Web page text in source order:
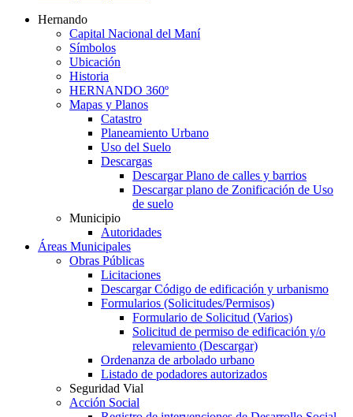
Hernando
Capital Nacional del Maní
Símbolos
Ubicación
Historia
HERNANDO 360º
Mapas y Planos
Catastro
Planeamiento Urbano
Uso del Suelo
Descargas
Descargar Plano de calles y barrios
Descargar plano de Zonificación de Uso
de suelo
Municipio
Autoridades
Áreas Municipales
Obras Públicas
Licitaciones
Descargar Código de edificación y urbanismo
Formularios (Solicitudes/Permisos)
Formulario de Solicitud (Varios)
Solicitud de permiso de edificación y/o
relevamiento (Descargar)
Ordenanza de arbolado urbano
Listado de podadores autorizados
Seguridad Vial
Acción Social